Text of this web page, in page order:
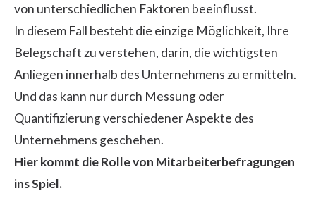
von unterschiedlichen Faktoren beeinflusst.
In diesem Fall besteht die einzige Möglichkeit, Ihre
Belegschaft zu verstehen, darin, die wichtigsten
Anliegen innerhalb des Unternehmens zu ermitteln.
Und das kann nur durch Messung oder
Quantifizierung verschiedener Aspekte des
Unternehmens geschehen.
Hier kommt die Rolle von Mitarbeiterbefragungen
ins Spiel.